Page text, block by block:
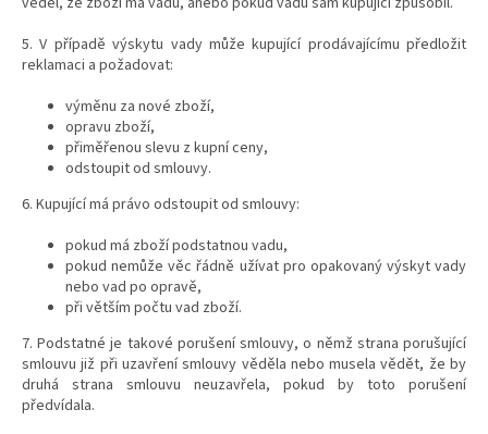
5. V případě výskytu vady může kupující prodávajícímu předložit
reklamaci a požadovat:
výměnu za nové zboží,
opravu zboží,
přiměřenou slevu z kupní ceny,
odstoupit od smlouvy.
6. Kupující má právo odstoupit od smlouvy:
pokud má zboží podstatnou vadu,
pokud nemůže věc řádně užívat pro opakovaný výskyt vady
nebo vad po opravě,
při větším počtu vad zboží.
7. Podstatné je takové porušení smlouvy, o němž strana porušující
smlouvu již při uzavření smlouvy věděla nebo musela vědět, že by
druhá strana smlouvu neuzavřela, pokud by toto porušení
předvídala.